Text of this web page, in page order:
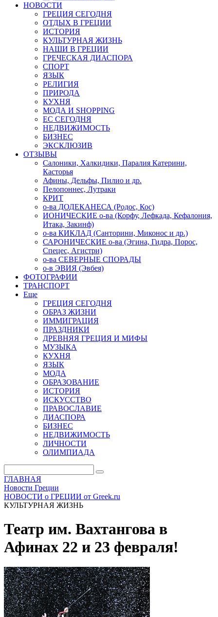
НОВОСТИ
ГРЕЦИЯ СЕГОДНЯ
ОТДЫХ В ГРЕЦИИ
ИСТОРИЯ
КУЛЬТУРНАЯ ЖИЗНЬ
НАШИ В ГРЕЦИИ
ГРЕЧЕСКАЯ ДИАСПОРА
СПОРТ
ЯЗЫК
РЕЛИГИЯ
ПРИРОДА
КУХНЯ
МОДА И SHOPPING
ЕС СЕГОДНЯ
НЕДВИЖИМОСТЬ
БИЗНЕС
ЭКСКЛЮЗИВ
ОТЗЫВЫ
Салоники, Халкидики, Паралия Катерини,
Касторья
Афины, Дельфы, Пилио и др.
Пелопоннес, Лутраки
КРИТ
о-ва ДОДЕКАНЕСА (Родос, Кос)
ИОНИЧЕСКИЕ о-ва (Корфу, Лефкада, Кефалония,
Итака, Закинф)
о-ва КИКЛАД (Санторини, Миконос и др.)
САРОНИЧЕСКИЕ о-ва (Эгина, Гидра, Порос,
Спецес, Агистри)
о-ва СЕВЕРНЫЕ СПОРАДЫ
о-в ЭВИЯ (Эвбея)
ФОТОГРАФИИ
ТРАНСПОРТ
Еще
ГРЕЦИЯ СЕГОДНЯ
ОБРАЗ ЖИЗНИ
ИММИГРАЦИЯ
ПРАЗДНИКИ
ДРЕВНЯЯ ГРЕЦИЯ И МИФЫ
МУЗЫКА
КУХНЯ
ЯЗЫК
МОДА
ОБРАЗОВАНИЕ
ИСТОРИЯ
ИСКУССТВО
ПРАВОСЛАВИЕ
ДИАСПОРА
БИЗНЕС
НЕДВИЖИМОСТЬ
ЛИЧНОСТИ
ОЛИМПИАДА
ГЛАВНАЯ
Новости Греции
НОВОСТИ о ГРЕЦИИ от Greek.ru
КУЛЬТУРНАЯ ЖИЗНЬ
Театр им. Вахтангова в
Афинах 22 и 23 февраля!